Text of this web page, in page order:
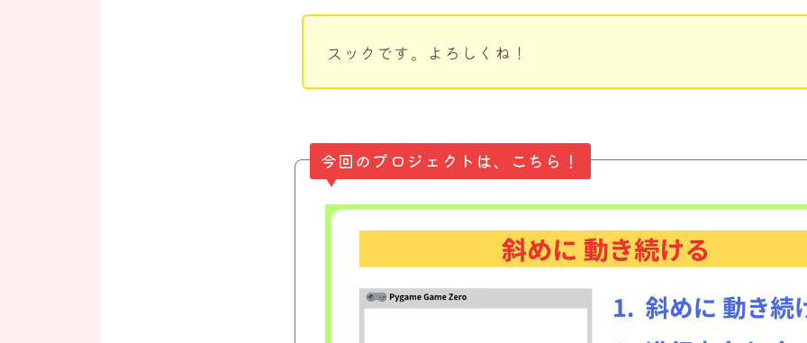
スックです。よろしくね！
今回のプロジェクトは、こちら！